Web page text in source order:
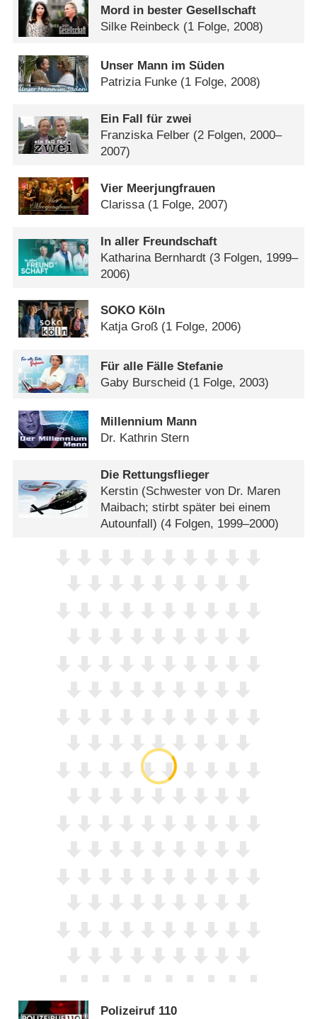
Mord in bester Gesellschaft
Silke Reinbeck (1 Folge, 2008)
Unser Mann im Süden
Patrizia Funke (1 Folge, 2008)
Ein Fall für zwei
Franziska Felber (2 Folgen, 2000–
2007)
Vier Meerjungfrauen
Clarissa (1 Folge, 2007)
In aller Freundschaft
Katharina Bernhardt (3 Folgen, 1999–
2006)
SOKO Köln
Katja Groß (1 Folge, 2006)
Für alle Fälle Stefanie
Gaby Burscheid (1 Folge, 2003)
Millennium Mann
Dr. Kathrin Stern
Die Rettungsflieger
Kerstin (Schwester von Dr. Maren
Maibach; stirbt später bei einem
Autounfall) (4 Folgen, 1999–2000)
Polizeiruf 110